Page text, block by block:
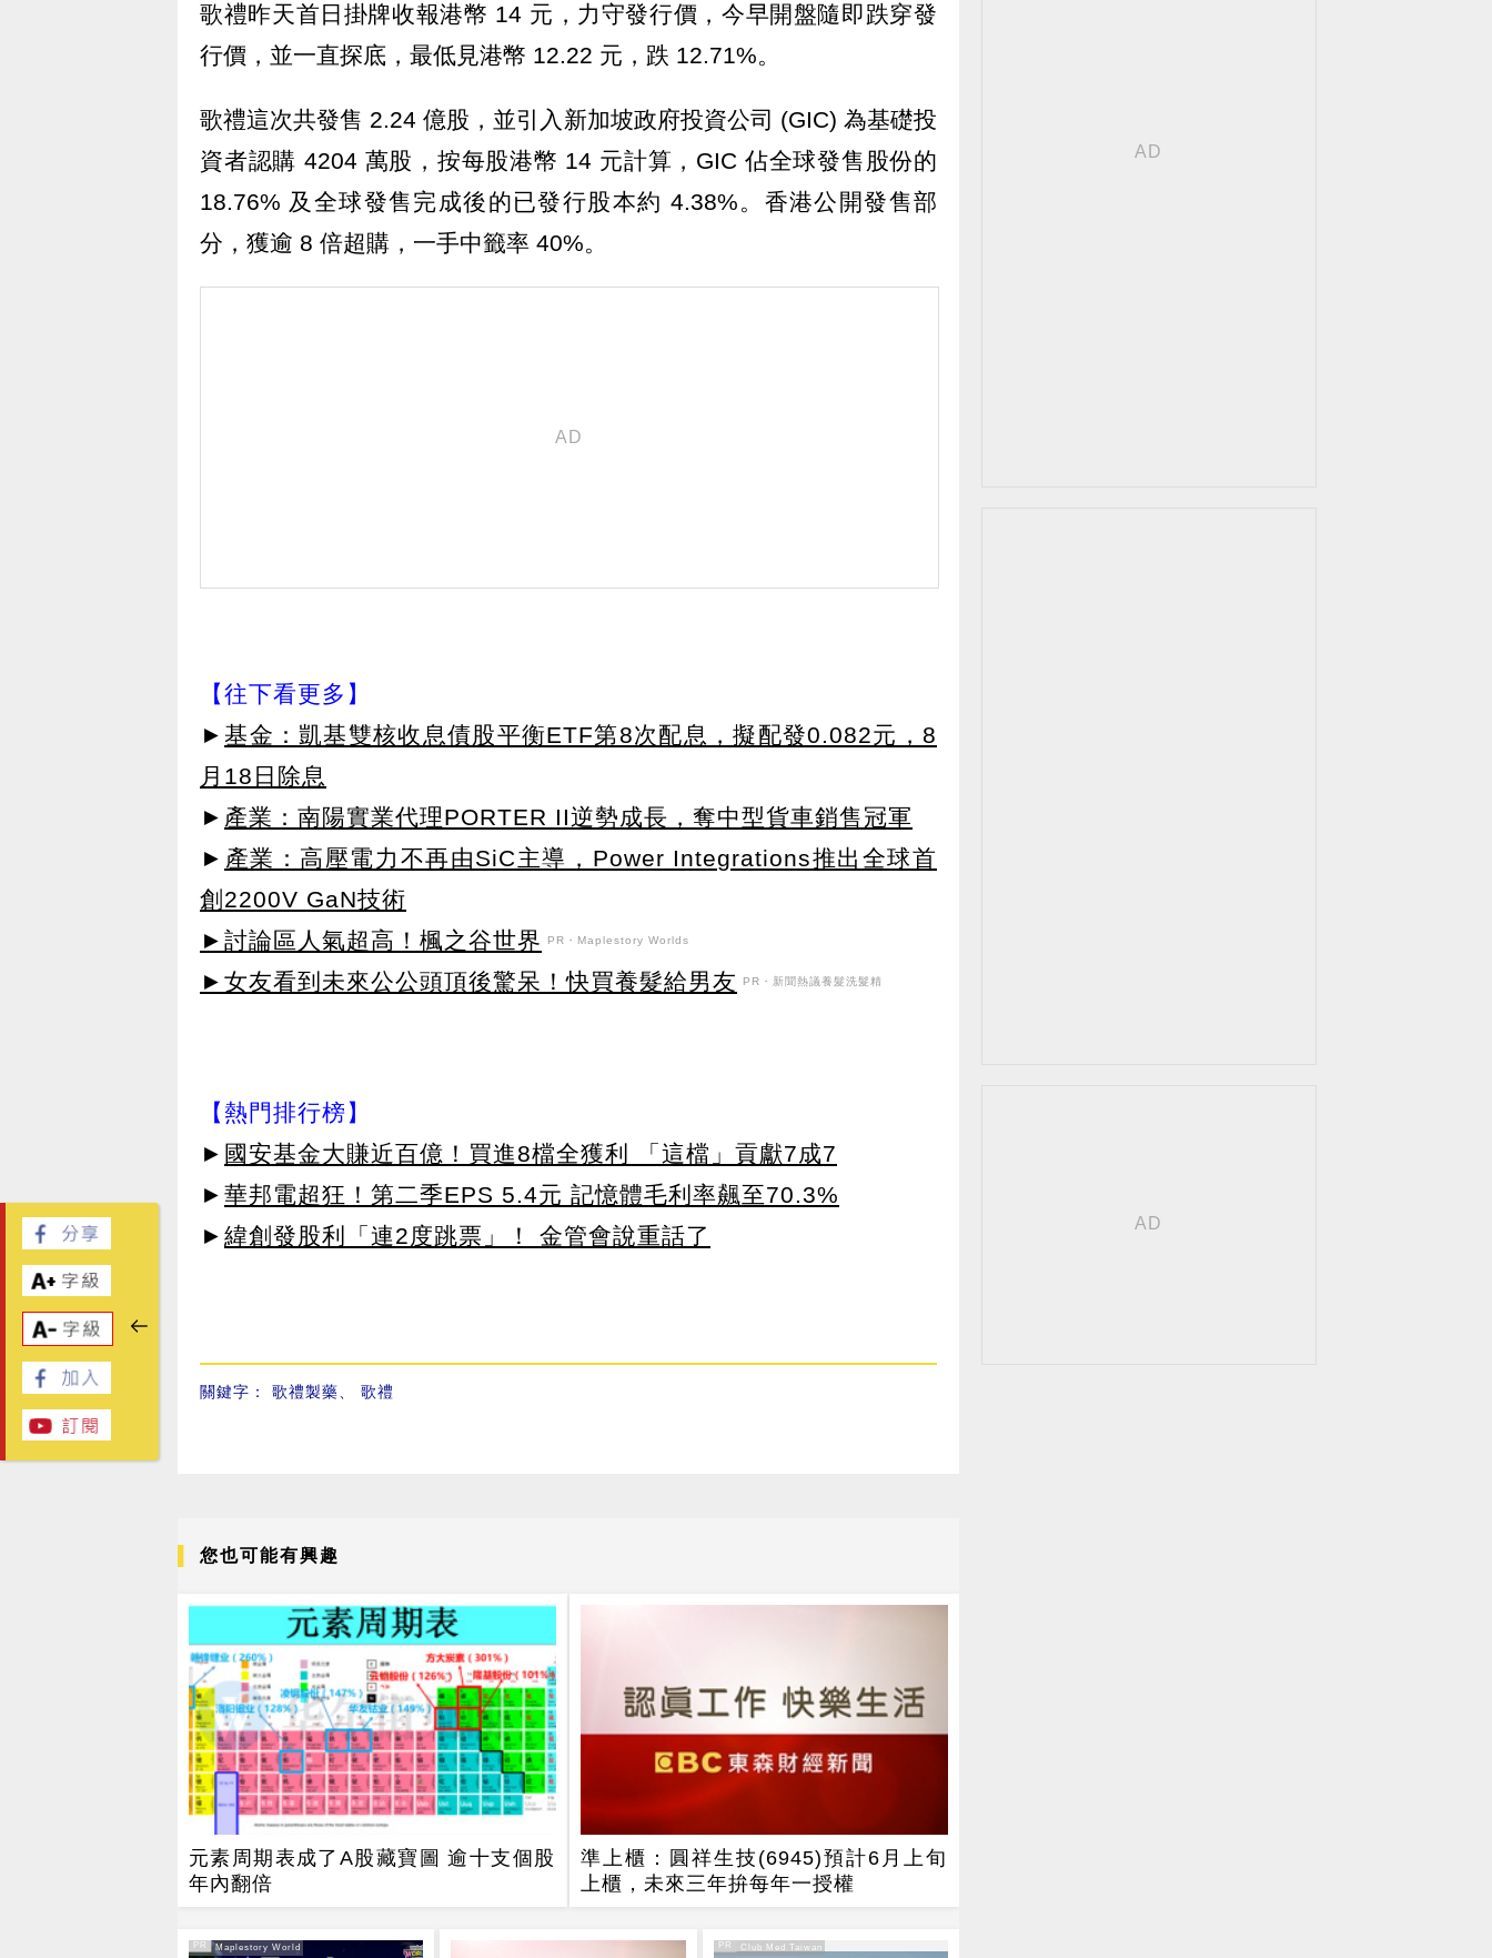
歌禮昨天首日掛牌收報港幣 14 元，力守發行價，今早開盤隨即跌穿發
行價，並一直探底，最低見港幣 12.22 元，跌 12.71%。
歌禮這次共發售 2.24 億股，並引入新加坡政府投資公司 (GIC) 為基礎投
資者認購 4204 萬股，按每股港幣 14 元計算，GIC 佔全球發售股份的
18.76% 及全球發售完成後的已發行股本約 4.38%。香港公開發售部
分，獲逾 8 倍超購，一手中籤率 40%。
【往下看更多】
► 基金：凱基雙核收息債股平衡ETF第8次配息，擬配發0.082元，8
月18日除息
► 產業：南陽實業代理PORTER II逆勢成長，奪中型貨車銷售冠軍
► 產業：高壓電力不再由SiC主導，Power Integrations推出全球首
創2200V GaN技術
►討論區人氣超高！楓之谷世界
PR・Maplestory Worlds
►女友看到未來公公頭頂後驚呆！快買養髮給男友 PR・新聞熱議養髮洗髮精
【熱門排行榜】
► 國安基金大賺近百億！買進8檔全獲利 「這檔」貢獻7成7
► 華邦電超狂！第二季EPS 5.4元 記憶體毛利率飆至70.3%
► 緯創發股利「連2度跳票」！ 金管會說重話了
關鍵字： 歌禮製藥 歌禮
您也可能有興趣
元素周期表成了A股藏寶圖 逾十支個股
年內翻倍
準上櫃：圓祥生技(6945)預計6月上旬
上櫃，未來三年拚每年一授權
PR
PR・Maplestory World PR
PR・Club Med Taiwan